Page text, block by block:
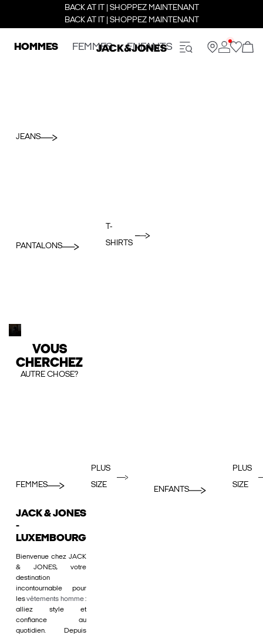
BACK AT IT | SHOPPEZ MAINTENANT
BACK AT IT | SHOPPEZ MAINTENANT
HOMMES FEMMES ENFANTS
JEANS
PANTALONS
T-
SHIRTS
VOUS
CHERCHEZ
AUTRE CHOSE?
FEMMES
PLUS
SIZE
ENFANTS
PLUS
SIZE
JACK & JONES
-
LUXEMBOURG
Bienvenue chez JACK
& JONES, votre
destination
incontournable pour
lesvêtements homme:
alliez style et
confiance au
quotidien. Depuis